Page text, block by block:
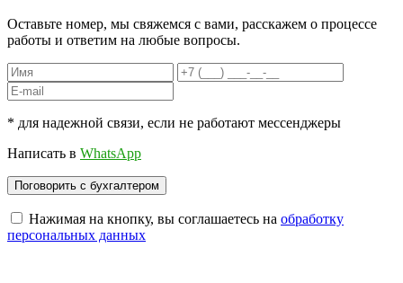
Оставьте номер, мы свяжемся с вами, расскажем о процессе
работы и ответим на любые вопросы.
* для надежной связи, если не работают мессенджеры
Написать в WhatsApp
Нажимая на кнопку, вы соглашаетесь на обработку
персональных данных